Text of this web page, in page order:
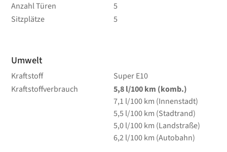
Anzahl Türen
5
Sitzplätze
5
Umwelt
Kraftstoff
Super E10
Kraftstoffverbrauch
5,8l/100 km (komb.)
7,1 l/100 km (Innenstadt)
5,5 l/100 km (Stadtrand)
5,0l/100 km (Landstraße)
6,2l/100 km (Autobahn)